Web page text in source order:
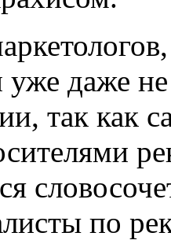
уже даже
так как
по